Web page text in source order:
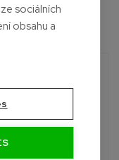
sociálních
obsahu a